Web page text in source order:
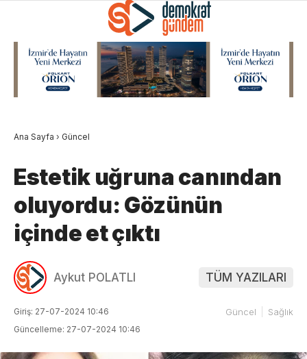
Ana Sayfa › Güncel
Estetik uğruna canından
oluyordu: Gözünün
içinde et çıktı
Aykut POLATLI TÜM YAZILARI
Giriş: 27-07-2024 10:46
Güncelleme: 27-07-2024 10:46
Güncel Sağlık